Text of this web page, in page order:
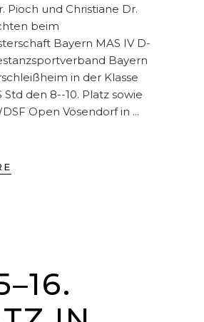
Pioch und Christiane Dr.
beim
Bayern MAS IV D-
Bayern
in der Klasse
Std den 8--10. Platz sowie
Open Vösendorf in